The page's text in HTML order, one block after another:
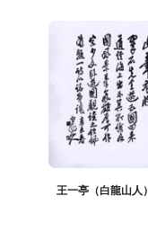
王一亭（白龍山人）